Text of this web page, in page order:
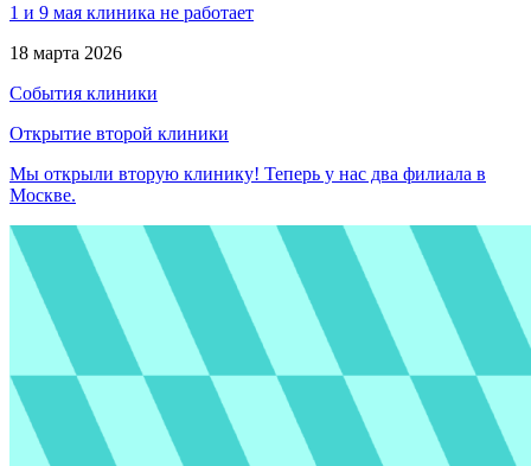
1 и 9 мая клиника не работает
18 марта 2026
События клиники
Открытие второй клиники
Мы открыли вторую клинику! Теперь у нас два филиала в
Москве.